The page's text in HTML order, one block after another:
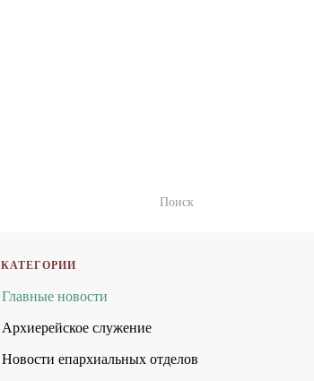
КАТЕГОРИИ
Главные новости
Архиерейское служение
Новости епархиальных отделов